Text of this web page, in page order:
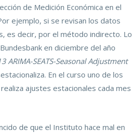
de Medición Económica en el
ejemplo, si se revisan los datos
es decir, por el método indirecto. Lo
en diciembre del año
ARIMA-SEATS-Seasonal Adjustment
En el curso uno de los
ajustes estacionales cada mes
de que el Instituto hace mal en